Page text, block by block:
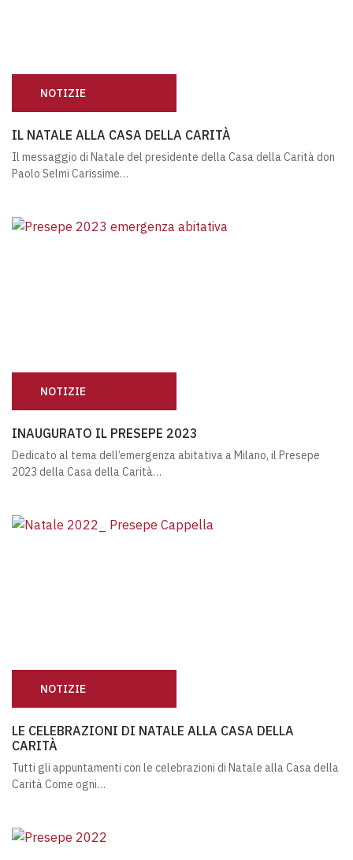
NOTIZIE
IL NATALE ALLA CASA DELLA CARITÀ
Il messaggio di Natale del presidente della Casa della Carità don
Paolo Selmi Carissime…
NOTIZIE
INAUGURATO IL PRESEPE 2023
Dedicato al tema dell’emergenza abitativa a Milano, il Presepe
2023 della Casa della Carità…
NOTIZIE
LE CELEBRAZIONI DI NATALE ALLA CASA DELLA
CARITÀ
Tutti gli appuntamenti con le celebrazioni di Natale alla Casa della
Carità Come ogni…